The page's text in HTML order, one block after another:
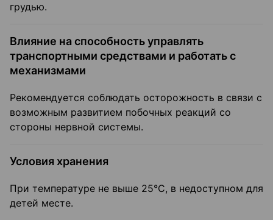
грудью.
Влияние на способность управлять
транспортными средствами и работать с
механизмами
Рекомендуется соблюдать осторожность в связи с
возможным развитием побочных реакций со
стороны нервной системы.
Условия хранения
При температуре не выше 25°C, в недоступном для
детей месте.